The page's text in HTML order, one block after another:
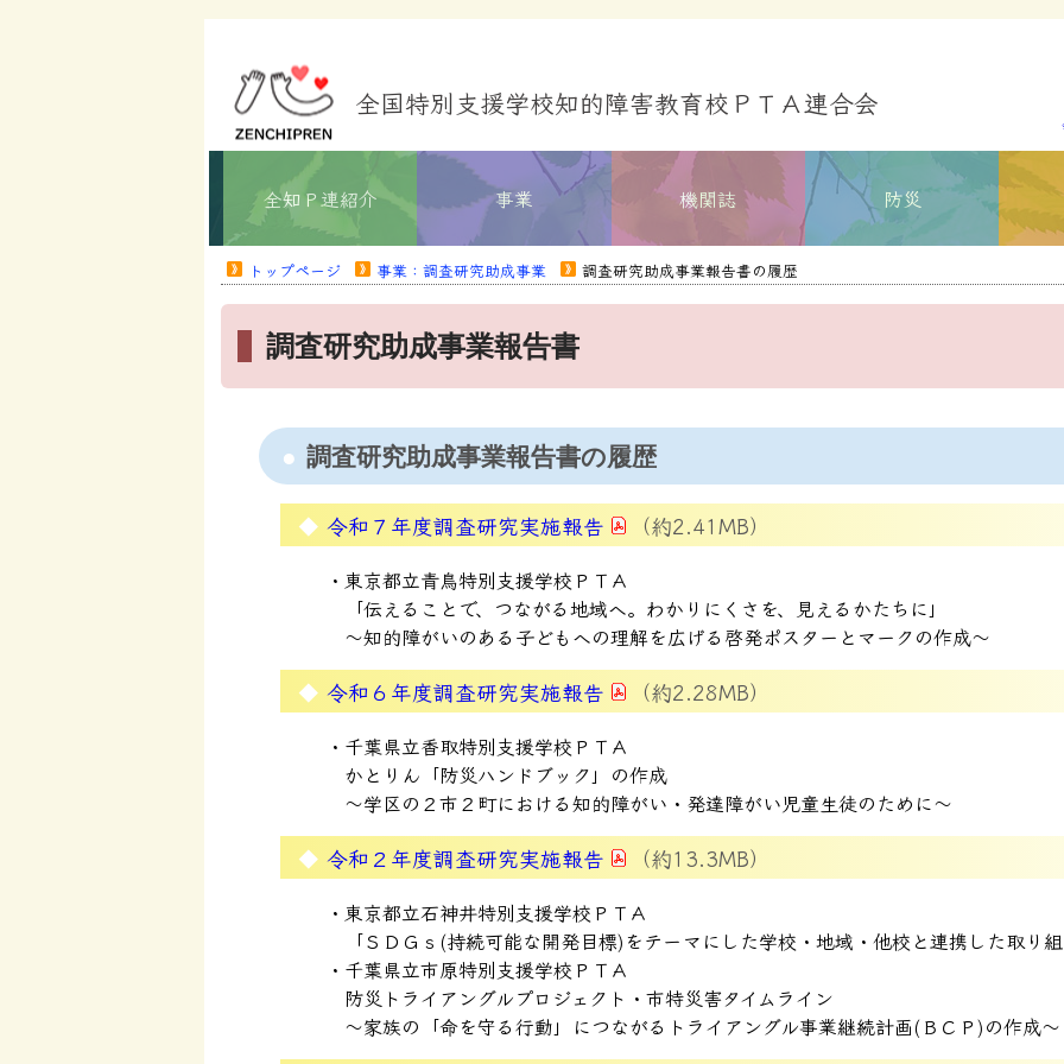
全国特別支援学校知的障害教育校ＰＴＡ連合会
全知Ｐ連紹介 事業 機関誌 防災
トップページ 事業：調査研究助成事業 調査研究助成事業報告書の履歴
調査研究助成事業報告書
調査研究助成事業報告書の履歴
令和７年度調査研究実施報告 （約2.41MB）
東京都立青鳥特別支援学校ＰＴＡ
「伝えることで、つながる地域へ。わかりにくさを、見えるかたちに」
～知的障がいのある子どもへの理解を広げる啓発ポスターとマークの作成～
令和６年度調査研究実施報告 （約2.28MB）
千葉県立香取特別支援学校ＰＴＡ
かとりん「防災ハンドブック」の作成
～学区の２市２町における知的障がい・発達障がい児童生徒のために～
令和２年度調査研究実施報告 （約13.3MB）
東京都立石神井特別支援学校ＰＴＡ
「ＳＤＧｓ(持続可能な開発目標)をテーマにした学校・地域・他校と連携した取り
千葉県立市原特別支援学校ＰＴＡ
防災トライアングルプロジェクト・市特災害タイムライン
～家族の「命を守る行動」につながるトライアングル事業継続計画(ＢＣＰ)の作成～